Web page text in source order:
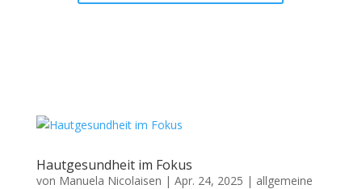
Hautgesundheit im Fokus
von Manuela Nicolaisen | Apr. 24, 2025 | allgemeine